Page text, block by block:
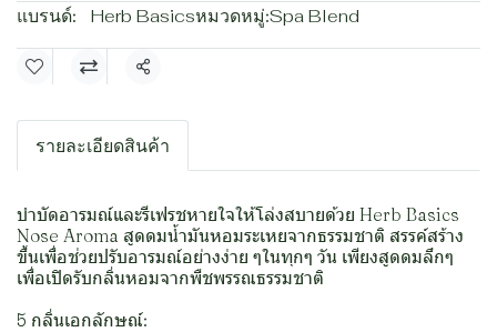
แบรนด์: Herb Basicsหมวดหมู่:Spa Blend
แชร์
รายละเอียดสินค้า
บำบัดอารมณ์และรีเฟรชหายใจให้โล่งสบายด้วย Herb Basics
Nose Aroma สูดดมน้ำมันหอมระเหยจากธรรมชาติ สรรค์สร้าง
ขึ้นเพื่อช่วยปรับอารมณ์อย่างง่าย ๆในทุกๆ วัน เพียงสูดดมลึกๆ
เพื่อเปิดรับกลิ่นหอมจากพืชพรรณธรรมชาติ
5 กลิ่นเอกลักษณ์: